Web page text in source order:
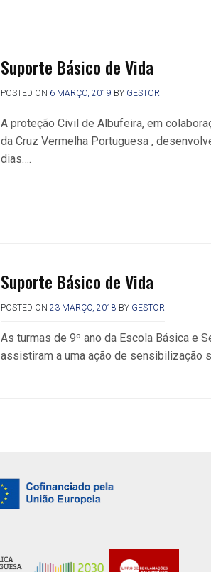
Suporte Básico de Vida
POSTED ON 6 MARÇO, 2019 BY GESTOR
A proteção Civil de Albufeira, em
da Cruz Vermelha Portuguesa ,
dias….
Suporte Básico de Vida
POSTED ON 23 MARÇO, 2018 BY GESTOR
As turmas de 9º ano da Escola Básica e
assistiram a uma ação de sensibilização